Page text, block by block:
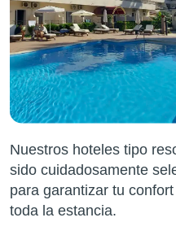
Nuestros hoteles tipo
sido cuidadosamente
para garantizar tu
toda la estancia.